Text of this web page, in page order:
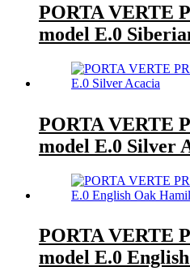
PORTA VERTE
model E.0
PORTA VERTE
model E.0 Silver
PORTA VERTE
model E.0